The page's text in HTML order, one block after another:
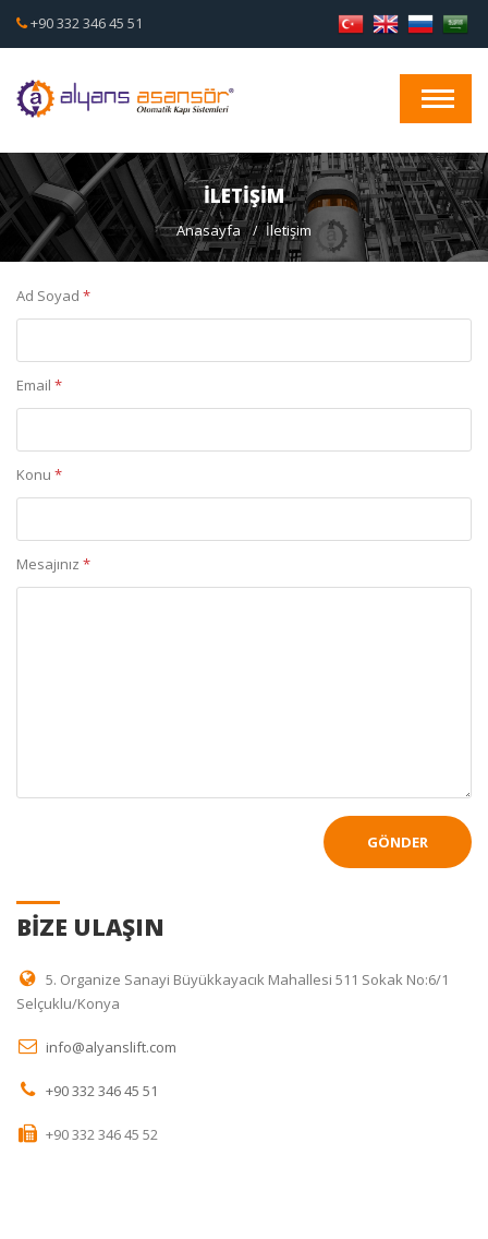
+90 332 346 45 51
İLETIŞIM
Anasayfa İletişim
Ad Soyad *
Email *
Konu *
Mesajınız *
BIZE ULAŞIN
5. Organize Sanayi Büyükkayacık Mahallesi 511 Sokak No:6/1
Selçuklu/Konya
info@alyanslift.com
+90 332 346 45 51
+90 332 346 45 52